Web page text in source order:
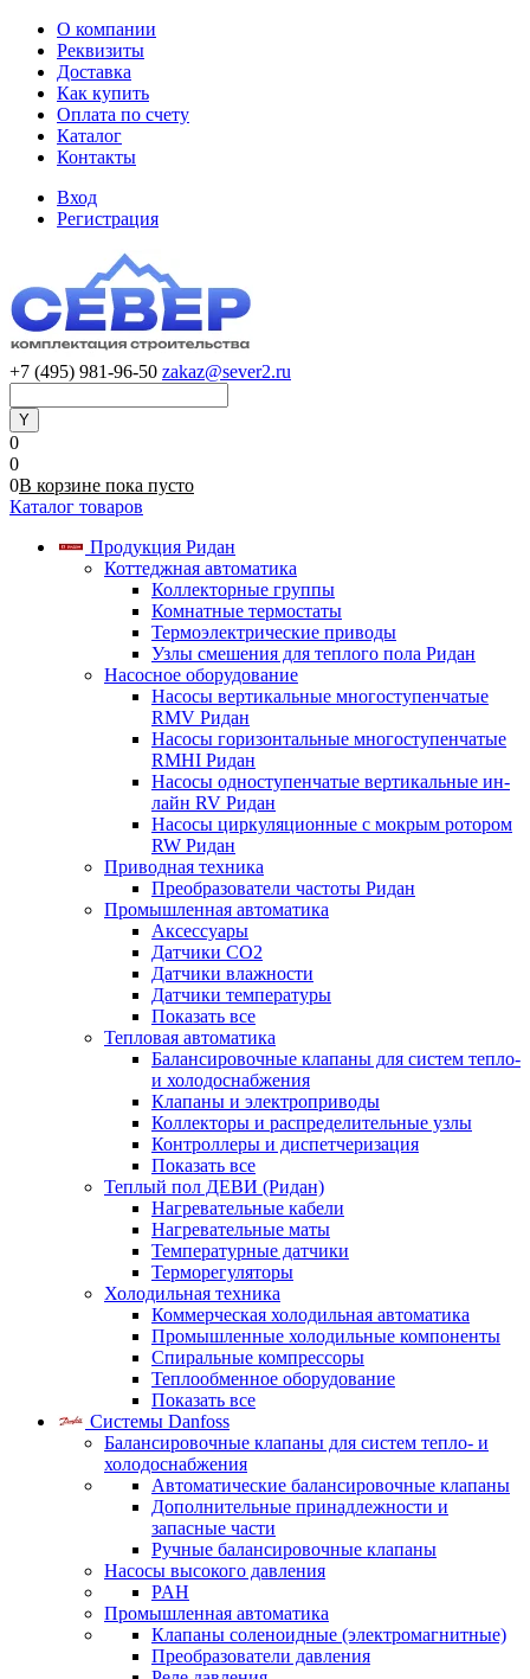
О компании
Реквизиты
Доставка
Как купить
Оплата по счету
Каталог
Контакты
Вход
Регистрация
+7 (495) 981-96-50 zakaz@sever2.ru
0
0
0В корзине пока пусто
Каталог товаров
Продукция Ридан
Коттеджная автоматика
Коллекторные группы
Комнатные термостаты
Термоэлектрические приводы
Узлы смешения для теплого пола Ридан
Насосное оборудование
Насосы вертикальные многоступенчатые
RMV Ридан
Насосы горизонтальные многоступенчатые
RMHI Ридан
Насосы одноступенчатые вертикальные ин-
лайн RV Ридан
Насосы циркуляционные с мокрым ротором
RW Ридан
Приводная техника
Преобразователи частоты Ридан
Промышленная автоматика
Аксессуары
Датчики CO2
Датчики влажности
Датчики температуры
Показать все
Тепловая автоматика
Балансировочные клапаны для систем тепло-
и холодоснабжения
Клапаны и электроприводы
Коллекторы и распределительные узлы
Контроллеры и диспетчеризация
Показать все
Теплый пол ДЕВИ (Ридан)
Нагревательные кабели
Нагревательные маты
Температурные датчики
Терморегуляторы
Холодильная техника
Коммерческая холодильная автоматика
Промышленные холодильные компоненты
Спиральные компрессоры
Теплообменное оборудование
Показать все
Системы Danfoss
Балансировочные клапаны для систем тепло- и
холодоснабжения
Автоматические балансировочные клапаны
Дополнительные принадлежности и
запасные части
Ручные балансировочные клапаны
Насосы высокого давления
PAH
Промышленная автоматика
Клапаны соленоидные (электромагнитные)
Преобразователи давления